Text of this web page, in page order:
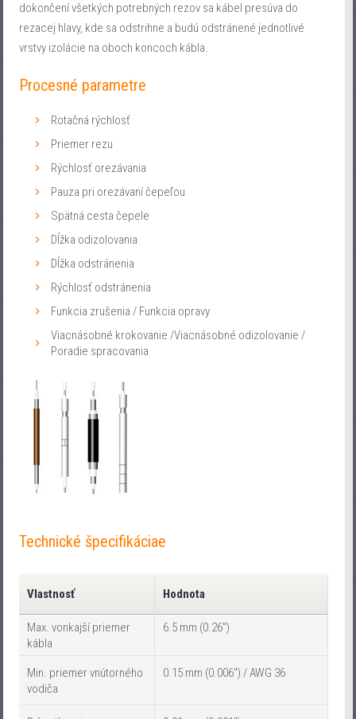
dokončení všetkých potrebných rezov sa kábel presúva do
rezacej hlavy, kde sa odstrihne a budú odstránené jednotlivé
vrstvy izolácie na oboch koncoch kábla.
Procesné parametre
Rotačná rýchlosť
Priemer rezu
Rýchlosť orezávania
Pauza pri orezávaní čepeľou
Spätná cesta čepele
Dĺžka odizolovania
Dĺžka odstránenia
Rýchlosť odstránenia
Funkcia zrušenia / Funkcia opravy
Viacnásobné krokovanie /Viacnásobné odizolovanie /
Poradie spracovania
Technické špecifikáciae
Vlastnosť Hodnota
Max. vonkajší priemer
kábla
6.5 mm (0.26”)
Min. priemer vnútorného
vodiča
0.15 mm (0.006”) / AWG 36